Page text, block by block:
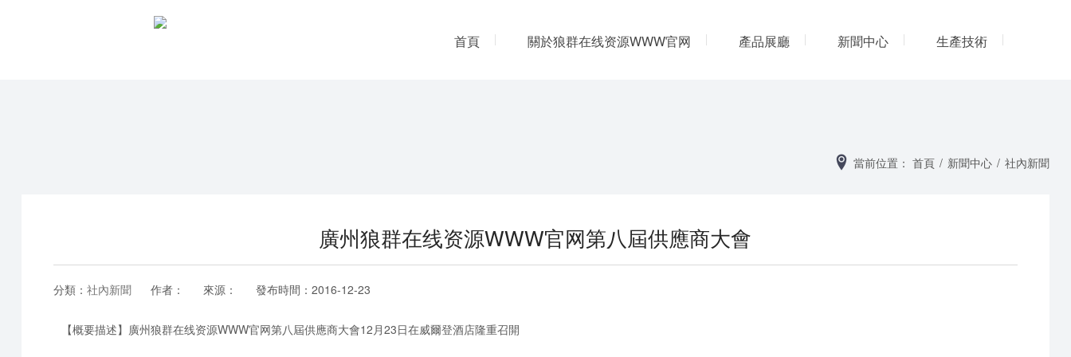
首頁 關於狼群在线资源WWW官网 產品展廳 新聞中心 生產技術
當前位置： 首頁 / 新聞中心 / 社內新聞
廣州狼群在线资源WWW官网第八屆供應商大會
分類： 社內新聞 作者： 來源： 發布時間： 2016-12-23
【概要描述】 廣州狼群在线资源WWW官网第八屆供應商大會12月23日在威爾登酒店隆重召開